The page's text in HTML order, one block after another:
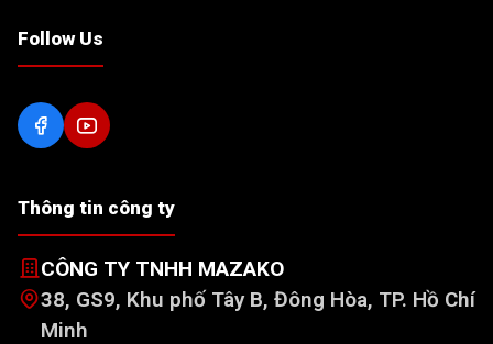
Follow Us
Thông tin công ty
CÔNG TY TNHH MAZAKO
38, GS9, Khu phố Tây B, Đông Hòa, TP. Hồ Chí
Minh